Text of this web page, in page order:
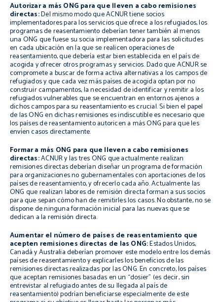
Autorizar a más ONG para que lleven a cabo remisiones
directas:Del mismo modo que ACNUR tiene socios
implementadores para los servicios que ofrece a los refugiados, los
programas de reasentamiento deberían tener también al menos
una ONG que fuese su socia implementadora para las solicitudes
en cada ubicación en la que se realicen operaciones de
reasentamiento, que debería estar bien establecida en el país de
acogida y ofrecer otros programas y servicios. Dado que ACNUR se
compromete a buscar de forma activa alternativas a los campos de
refugiados y que cada vez más países de acogida optan por no
construir campamentos, la necesidad de identificar y remitir a los
refugiados vulnerables que se encuentran en entornos ajenos a
dichos campos para su reasentamiento es crucial. Si bien el papel
de las ONG en dichas remisiones es indiscutible es necesario que
los países de reasentamiento autoricen a más ONG para que les
envíen casos directamente.
Formar a más ONG para que lleven a cabo remisiones
directas:ACNUR y las tres ONG que actualmente realizan
remisiones directas deberían diseñar un programa de formación
para organizaciones no gubernamentales con aportaciones de los
países de reasentamiento, y ofrecerlo cada año. Actualmente las
ONG que realizan labores de remisión directa forman a sus socios
para que sepan cómo han de remitirles los casos. No obstante, no se
dispone de ninguna formación inicial para las nuevas que se
dedican a la remisión directa.
Aumentar el número de países de reasentamiento que
acepten remisiones directas de las ONG:Estados Unidos,
Canadá y Australia deberían promover este modelo entre los demás
países de reasentamiento y explicarles los beneficios de las
remisiones directas realizadas por las ONG. En concreto, los países
que aceptan remisiones basadas en un “dosier” (es decir, sin
entrevistar al refugiado antes de su llegada al país de
reasentamiento) podrían beneficiarse especialmente de este